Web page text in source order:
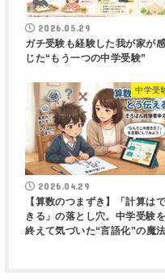
2026.05.29
ガチ受験も経験した我が家が感
じた“もう一つの中学受験”
中学受
2026.04.29
【算数のつまずき】「計算はで
きる」の落とし穴。中学受験を
終えて気づいた“言語化”の魔法